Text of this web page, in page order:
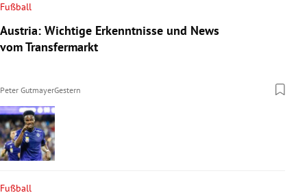
Fußball
Austria: Wichtige Erkenntnisse und News
vom Transfermarkt
Peter GutmayerGestern
Fußball